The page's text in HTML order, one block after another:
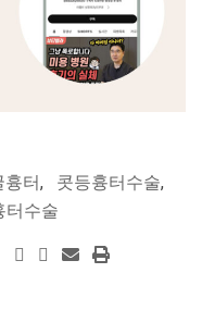
흉터, 콧등흉터수술,
터수술